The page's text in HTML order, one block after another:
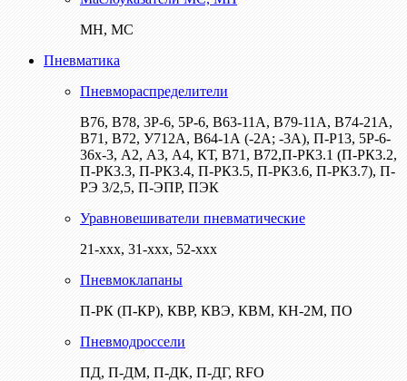
МН, МС
Пневматика
Пневмораспределители
В76, В78, 3Р-6, 5Р-6, В63-11А, В79-11А, В74-21А,
В71, В72, У712А, В64-1А (-2А; -3А), П-Р13, 5Р-6-
36х-3, А2, А3, А4, КТ, В71, В72,П-РК3.1 (П-РК3.2,
П-РК3.3, П-РК3.4, П-РК3.5, П-РК3.6, П-РК3.7), П-
РЭ 3/2,5, П-ЭПР, ПЭК
Уравновешиватели пневматические
21-ххх, 31-ххх, 52-ххх
Пневмоклапаны
П-РК (П-КР), КВР, КВЭ, КВМ, КН-2М, ПО
Пневмодроссели
ПД, П-ДМ, П-ДК, П-ДГ, RFO